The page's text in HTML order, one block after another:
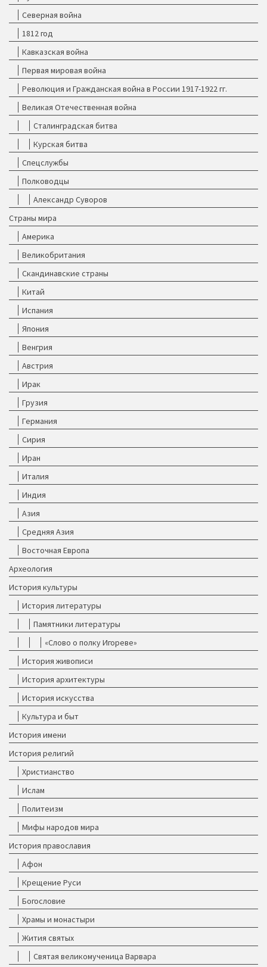
Северная война
1812 год
Кавказская война
Первая мировая война
Революция и Гражданская война в России 1917-1922 гг.
Великая Отечественная война
Сталинградская битва
Курская битва
Спецслужбы
Полководцы
Александр Суворов
Страны мира
Америка
Великобритания
Скандинавские страны
Китай
Испания
Япония
Венгрия
Австрия
Ирак
Грузия
Германия
Сирия
Иран
Италия
Индия
Азия
Средняя Азия
Восточная Европа
Археология
История культуры
История литературы
Памятники литературы
«Слово о полку Игореве»
История живописи
История архитектуры
История искусства
Культура и быт
История имени
История религий
Христианство
Ислам
Политеизм
Мифы народов мира
История православия
Афон
Крещение Руси
Богословие
Храмы и монастыри
Жития святых
Святая великомученица Варвара